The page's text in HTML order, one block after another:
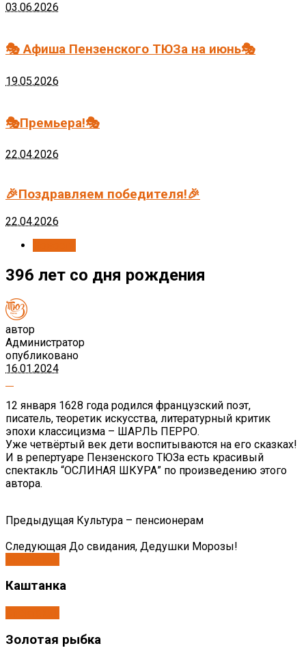
03.06.2026
🎭 Афиша Пензенского ТЮЗа на июнь🎭
19.05.2026
🎭Премьера!🎭
22.04.2026
🎉Поздравляем победителя!🎉
22.04.2026
396 лет со дня рождения
автор
Администратор
опубликовано
16.01.2024
12 января 1628 года родился французский поэт,
писатель, теоретик искусства, литературный критик
эпохи классицизма – ШАРЛЬ ПЕРРО.
Уже четвёртый век дети воспитываются на его сказках!
И в репертуаре Пензенского ТЮЗа есть красивый
спектакль “ОСЛИНАЯ ШКУРА” по произведению этого
автора.
Предыдущая Культура – пенсионерам
Следующая До свидания, Дедушки Морозы!
Каштанка
Золотая рыбка